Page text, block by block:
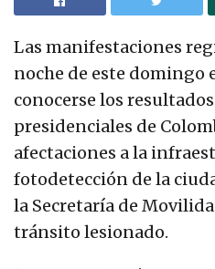
Las manifestaciones
noche de este domingo
conocerse los
presidenciales de
afectaciones a la
fotodetección de la
la Secretaría de
tránsito lesionado.